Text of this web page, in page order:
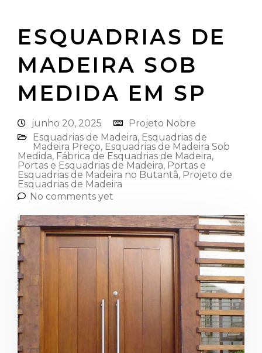
ESQUADRIAS DE
MADEIRA SOB
MEDIDA EM SP
junho 20, 2025
Projeto Nobre
Esquadrias de Madeira⁠, Esquadrias de
Madeira Preço, Esquadrias de Madeira Sob
Medida, Fábrica de Esquadrias de Madeira,
Portas e Esquadrias de Madeira, Portas e
Esquadrias de Madeira no Butantã, Projeto de
Esquadrias de Madeira
No comments yet